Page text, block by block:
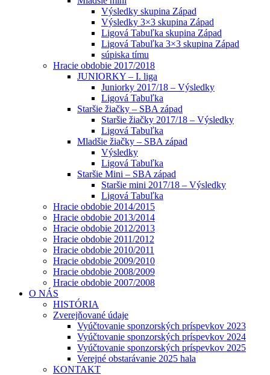
Výsledky skupina Západ
Výsledky 3×3 skupina Západ
Ligová Tabuľka skupina Západ
Ligová Tabuľka 3×3 skupina Západ
súpiska tímu
Hracie obdobie 2017/2018
JUNIORKY – I. liga
Juniorky 2017/18 – Výsledky
Ligová Tabuľka
Staršie žiačky – SBA západ
Staršie žiačky 2017/18 – Výsledky
Ligová Tabuľka
Mladšie žiačky – SBA západ
Výsledky
Ligová Tabuľka
Staršie Mini – SBA západ
Staršie mini 2017/18 – Výsledky
Ligová Tabuľka
Hracie obdobie 2014/2015
Hracie obdobie 2013/2014
Hracie obdobie 2012/2013
Hracie obdobie 2011/2012
Hracie obdobie 2010/2011
Hracie obdobie 2009/2010
Hracie obdobie 2008/2009
Hracie obdobie 2007/2008
O NÁS
HISTÓRIA
Zverejňované údaje
Vyúčtovanie sponzorských príspevkov 2023
Vyúčtovanie sponzorských príspevkov 2024
Vyúčtovanie sponzorských príspevkov 2025
Verejné obstarávanie 2025 hala
KONTAKT